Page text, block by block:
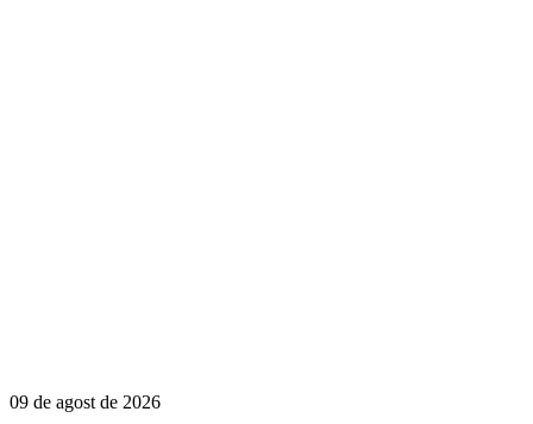
09 de agost de 2026